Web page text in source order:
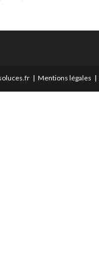
Mentions légales